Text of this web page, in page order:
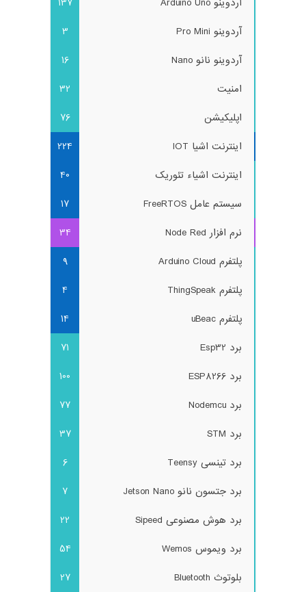
آردوینو Arduino Uno
137
آردوینو Pro Mini
3
آردوینو نانو Nano
16
امنیت
32
اپلیکیشن
76
اینترنت اشیا IOT
224
اینترنت اشیاء تئوریک
40
سیستم عامل FreeRTOS
17
نرم افزار Node Red
34
پلتفرم Arduino Cloud
9
پلتفرم ThingSpeak
4
پلتفرم uBeac
14
برد Esp32
71
برد ESP8266
100
برد Nodemcu
77
برد STM
37
برد تینسی Teensy
6
برد جتسون نانو Jetson Nano
7
برد هوش مصنوعی Sipeed
22
برد ویموس Wemos
54
بلوتوث Bluetooth
27